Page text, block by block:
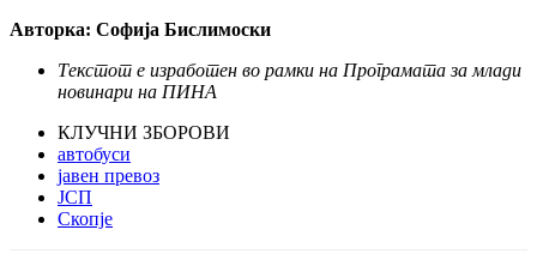
Авторка: Софија Бислимоски
Текстот е изработен во рамки на Програмата за млади
новинари на ПИНА
КЛУЧНИ ЗБОРОВИ
автобуси
јавен превоз
ЈСП
Скопје